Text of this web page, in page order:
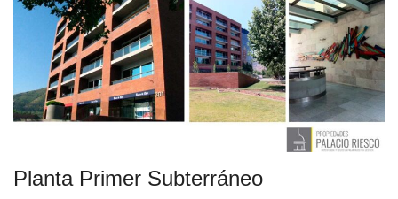
Planta Primer Subterráneo